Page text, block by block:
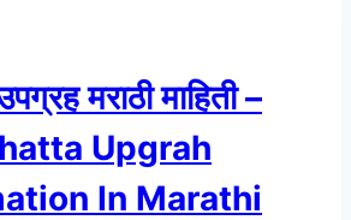
Bricks
Information
In
Marathi
मराठी माहिती –
Upgrah
In Marathi